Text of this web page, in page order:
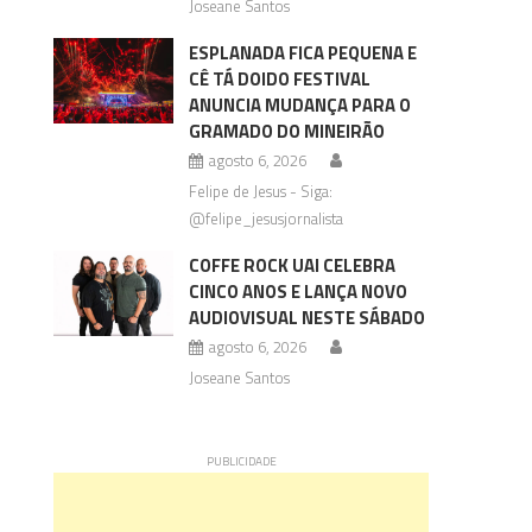
Joseane Santos
ESPLANADA FICA PEQUENA E
CÊ TÁ DOIDO FESTIVAL
ANUNCIA MUDANÇA PARA O
GRAMADO DO MINEIRÃO
agosto 6, 2026
Felipe de Jesus - Siga:
@felipe_jesusjornalista
COFFE ROCK UAI CELEBRA
CINCO ANOS E LANÇA NOVO
AUDIOVISUAL NESTE SÁBADO
agosto 6, 2026
Joseane Santos